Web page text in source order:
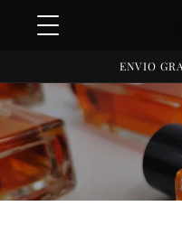
directamente
al contenido
ENVIO